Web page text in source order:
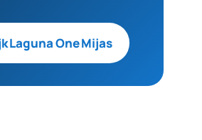
Laguna One Mijas